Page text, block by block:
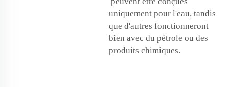
uniquement pour l'eau, tandis
que d'autres fonctionneront
bien avec du pétrole ou des
produits chimiques.